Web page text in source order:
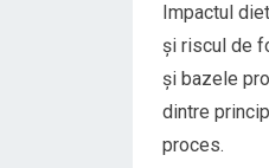
Impactul
și riscul de
și bazele
dintre
proces.